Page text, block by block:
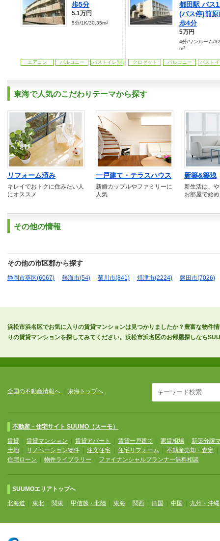
歩5分
5.1万円
5分/1K/30.35m2
エアコン バルコニー バストイレ別
都田駅 バス
(バス停)前原
歩4分
5万円
4分/ワンルーム/
m2
クロゼット バルコニー バスト
東海で人気のこだわりテーマから探す
リフォーム済み
キレイでおトクに住みたい人
にオススメ
一戸建て・テラスハウス
新婚カップルやファミリーに
人気
新築&築浅
新生活は、
お部屋で始
その他の情報
その他の市区郡から探す
静岡市葵区(6067) 熱海市(54) 菊川市(841) 焼津市(2224) 磐田市(7026)
浜松市浜名区でお気に入りの賃貸マンションは見つかりましたか？豊富な物件
りの賃貸マンションを探してみてください。浜松市浜名区のお部屋探しなら
全国の不動産情報へ 東海トップへ
不動産・住宅サイト SUUMO（スーモ）
賃貸 賃貸マンション 賃貸アパート 賃貸一戸建て 家賃相場
新築分譲
土地
リノベーション物件 注文住宅 住宅リフォーム 不動産売却・査定
住宅ローン
物件ライブラリー ファイナンシャルプランナー無料相談
SUUMOエリアトップへ
北海道 東北 関東 甲信越・北陸 東海 関西 四国 中国 九州・沖縄